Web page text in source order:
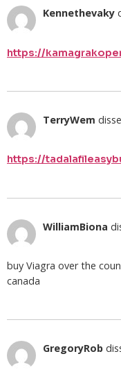
Kennethevaky
https://
TerryWem
https://
WilliamBiona
buy Viagra over the
canada
GregoryRob